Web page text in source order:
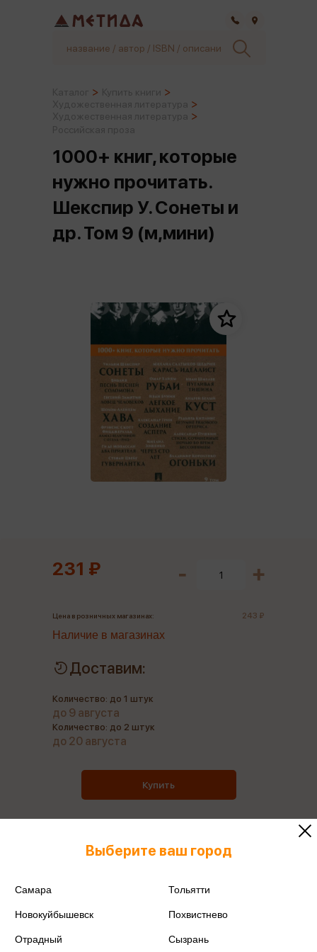
1000+ книг, которые
нужно прочитать.
Шекспир У. Сонеты и
др. Том 9 (м,мини)
231 ₽
Цена в розничных магазинах: 243 ₽
Наличие в магазинах
Доставим:
Количество: до 1 штук
до 9 августа
Количество: до 2 штук
до 20 августа
Купить
Выберите ваш город
Самара Тольятти
Новокуйбышевск Похвистнево
Отрадный Сызрань